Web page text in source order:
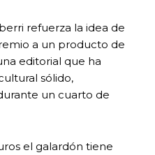
refuerza la idea de
a un producto de
editorial que ha
sólido,
un cuarto de
el galardón tiene